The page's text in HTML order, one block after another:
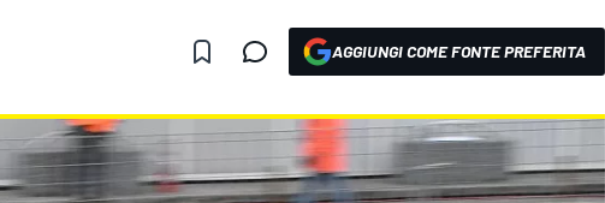
AGGIUNGI COME FONTE PREFERITA